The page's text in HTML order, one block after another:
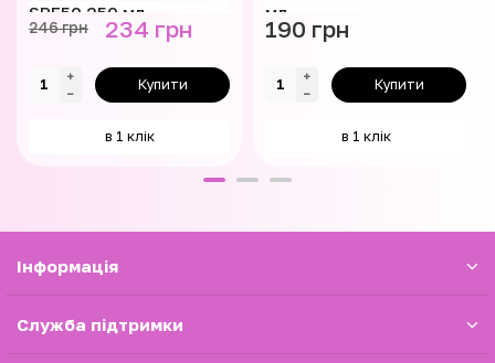
SPF50 250 мл
246 грн 234 грн
Купити
в 1 клік
мл
190 грн
Купити
в 1 клік
Iнформація
Служба підтримки